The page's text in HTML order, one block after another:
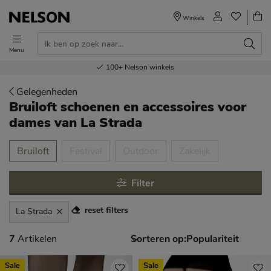
Menu
Winkels
Voor 23.00u besteld,volgende dag in huis
Gratisverzending en retour
Bestel nu,betaal later
100+ Nelson winkels
Gelegenheden
Bruiloft schoenen en accessoires voor
damesvan La Strada
over
Bruiloft
Filter
La Strada reset filters
7 artikelen
7 Artikelen Sorteren op:
Sale Sale